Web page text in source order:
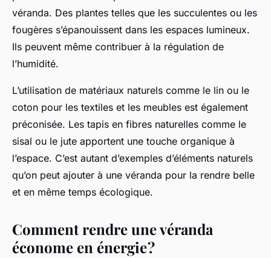
véranda. Des plantes telles que les succulentes ou les
fougères s’épanouissent dans les espaces lumineux.
Ils peuvent même contribuer à la régulation de
l’humidité.
L’utilisation de matériaux naturels comme le lin ou le
coton pour les textiles et les meubles est également
préconisée. Les tapis en fibres naturelles comme le
sisal ou le jute apportent une touche organique à
l’espace. C’est autant d’exemples d’éléments naturels
qu’on peut ajouter à une véranda pour la rendre belle
et en même temps écologique.
Comment rendre une véranda
économe en énergie ?